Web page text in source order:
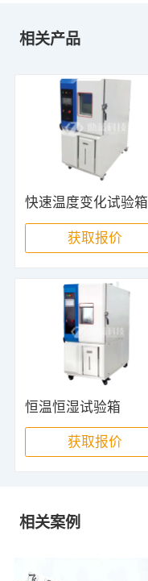
相关产品
快速温度变化试验箱
获取报价
恒温恒湿试验箱
获取报价
相关案例